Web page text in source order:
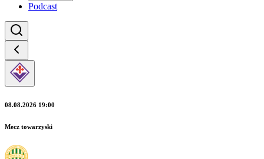
Podcast
08.08.2026 19:00
Mecz towarzyski